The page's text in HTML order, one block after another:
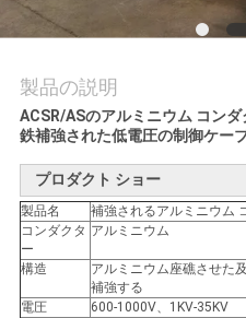
私
達
に
連
絡
し
な
製品の説明
ACSR/ASのアルミニウム コン
鉄補強された低電圧の制御ケー
プロダクト ショー
製品名
補強されるアルミニウム
コンダクタ
ー
アルミニウム
構造
アルミニウム座礁させた
補強する
電圧
600-1000V、1KV-35KV